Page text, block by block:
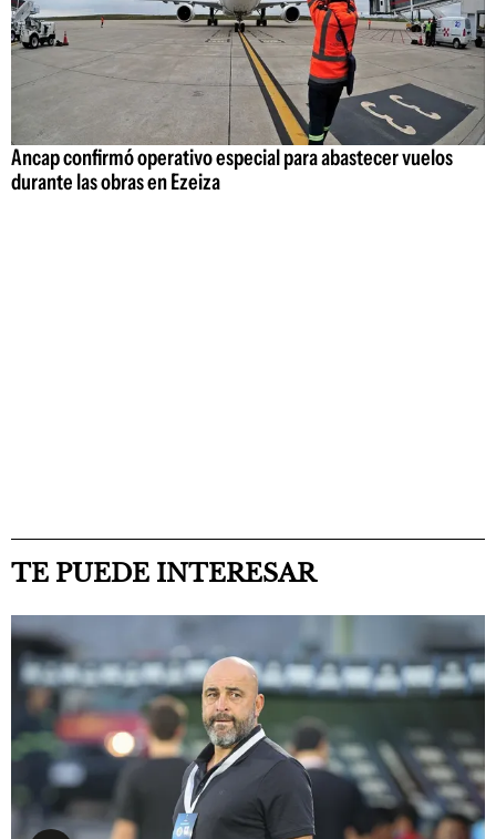
Ancap confirmó operativo especial para abastecer vuelos
durante las obras en Ezeiza
TE PUEDE INTERESAR